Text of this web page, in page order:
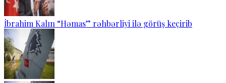
İbrahim Kalın “Həmas” rəhbərliyi ilə görüş keçirib